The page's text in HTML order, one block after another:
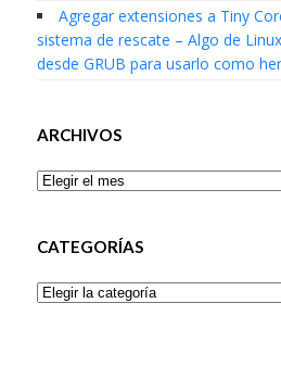
Agregar extensiones a Tiny
sistema de rescate – Algo de Linux
desde GRUB para usarlo como
ARCHIVOS
Archivos
CATEGORÍAS
Categorías